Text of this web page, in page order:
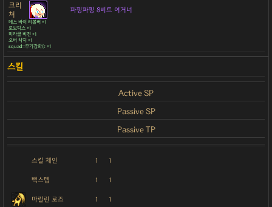
크리
쳐
파핑파핑 8비트 여거너
데스 바이 리볼버 +1
로보틱스 +1
미라클 비전 +1
오버 차지 +1
squad::무기강화(); +1
Active SP
Passive SP
Passive TP
스킬 체인 1 1
백스텝 1 1
마릴린 로즈 1 1